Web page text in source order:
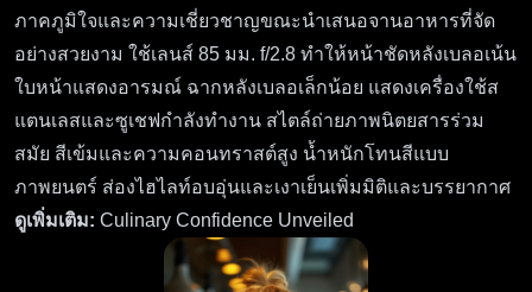
ภาคภูมิใจและความเชี่ยวชาญขณะนำเสนอจานอาหารที่จัด
อย่างสวยงาม ใช้เลนส์ 85 มม. f/2.8 ทำให้หน้าชัดหลังเบลอเน้น
ใบหน้าแสดงอารมณ์ ฉากหลังเบลอเล็กน้อย แสดงเครื่องใช้ส
แตนเลสและซูเชฟกำลังทำงาน สไตล์ถ่ายภาพนิตยสารร่วม
สมัย สีเข้มและความคอนทราสต์สูง น้ำหนักโทนสีแบบ
ภาพยนตร์ ส่องไฮไลท์อบอุ่นและเงาเย็นเพิ่มมิติและบรรยากาศ
ดูเพิ่มเติม: Culinary Confidence Unveiled